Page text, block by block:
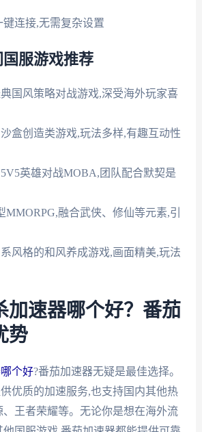
键连接,无需复杂设置
服游戏推荐
国风策略对战游戏,深受海外玩家喜
盒创造类游戏,玩法多样,有趣互动性
英雄对战MOBA,团队配合默契是
MMORPG,融合武侠、修仙等元素,引
风格的和风养成游戏,画面精美,玩法
加速器哪个好？番茄
势
个好?番茄加速器无疑是最佳选择。
优质的加速服务,也支持国内其他热
王者荣耀等。无论你是想在海外流